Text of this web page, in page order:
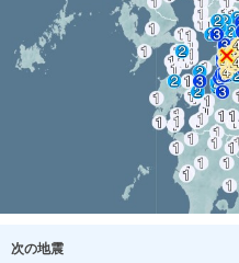
次の地震